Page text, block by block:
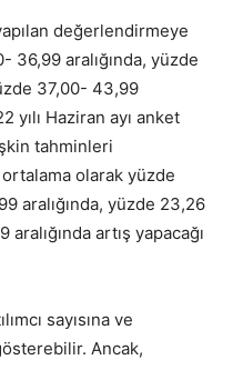
değerlendirmeye
aralığında, yüzde
37,00- 43,99
yılı Haziran ayı anket
tahminleri
olarak yüzde
aralığında, yüzde 23,26
artış yapacağı
sayısına ve
Ancak,